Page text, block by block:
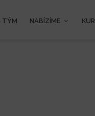
TÝM NABÍZÍME